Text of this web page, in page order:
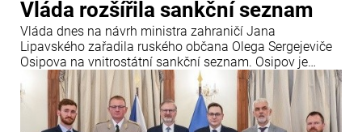
Vláda rozšířila sankční seznam
Vláda dnes na návrh ministra zahraničí Jana
Lipavského zařadila ruského občana Olega Sergejeviče
Osipova na vnitrostátní sankční seznam. Osipov je
blízkým spolupracovníkem Dmitrije Medvěděva,
dlouhodobě šíří extremistické výroky a v dubnu
adresoval věrohodné výhrůžky českému občanovi
Dominiku Haškovi.